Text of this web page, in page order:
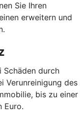
Sie Ihren
erweitern und
Schäden durch
Verunreinigung des
bis zu einer
Euro.